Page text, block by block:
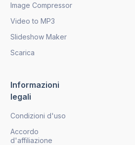
Image Compressor
Video to MP3
Slideshow Maker
Scarica
Informazioni
legali
Condizioni d'uso
Accordo
d'affiliazione